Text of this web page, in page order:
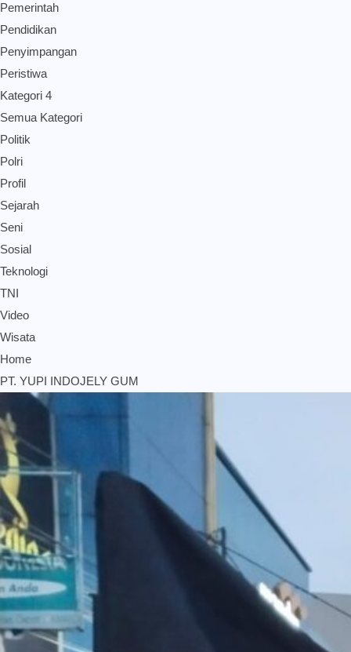
Pemerintah
Pendidikan
Penyimpangan
Peristiwa
Kategori 4
Semua Kategori
Politik
Polri
Profil
Sejarah
Seni
Sosial
Teknologi
TNI
Video
Wisata
Home
PT. YUPI INDOJELY GUM